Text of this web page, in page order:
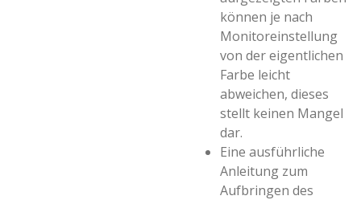
können je nach
Monitoreinstellung
von der eigentlichen
Farbe leicht
abweichen, dieses
stellt keinen Mangel
dar.
Eine ausführliche
Anleitung zum
Aufbringen des